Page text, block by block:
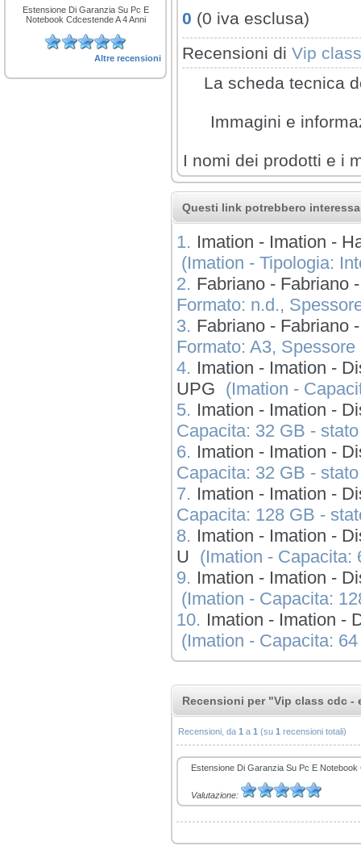
Estensione Di Garanzia Su Pc E
Notebook Cdcestende A 4 Anni
Altre recensioni
0 (0 iva esclusa)
Recensioni di Vip
La scheda tecnica
Immagini e
I nomi dei prodotti e i
Questi link potrebbero
1. Imation - Imation -
(Imation - Tipologia:
2. Fabriano - Fabriano
Formato: n.d.,
3. Fabriano - Fabriano
Formato: A3, Spessore
4. Imation - Imation -
UPG (Imation -
5. Imation - Imation -
Capacita: 32 GB -
6. Imation - Imation -
Capacita: 32 GB -
7. Imation - Imation -
Capacita: 128 GB -
8. Imation - Imation -
U (Imation - Capacita:
9. Imation - Imation -
(Imation - Capacita:
10. Imation - Imation -
(Imation - Capacita:
Recensioni per "Vip class cdc -
Recensioni, da 1 a 1 (su 1 recensioni totali)
Estensione Di Garanzia Su Pc E
Valutazione: